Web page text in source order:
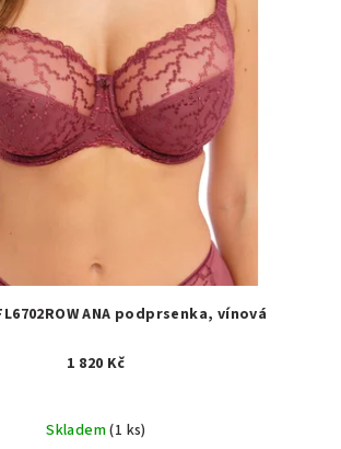
ANA podprsenka, vínová
1 820 Kč
Skladem(1 ks)